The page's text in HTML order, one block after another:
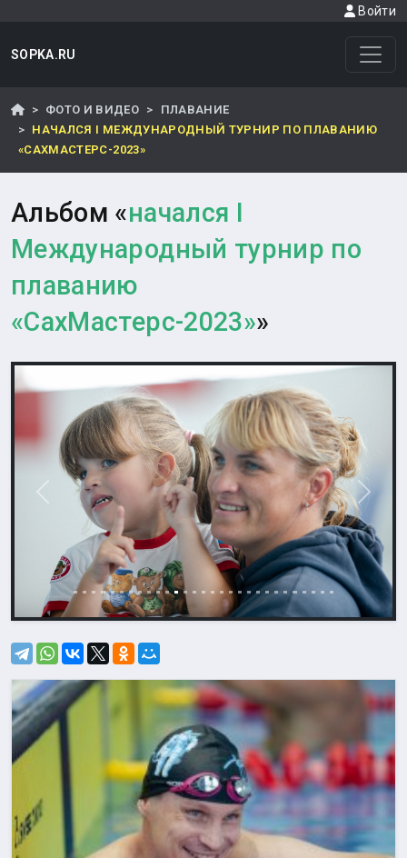
Войти
SOPKA.RU
ФОТО И ВИДЕО
ПЛАВАНИЕ
НАЧАЛСЯ I МЕЖДУНАРОДНЫЙ ТУРНИР ПО ПЛАВАНИЮ
«САХМАСТЕРС-2023»
Альбом «начался I
Международный турнир по
плаванию
«СахМастерс-2023»»
Назад